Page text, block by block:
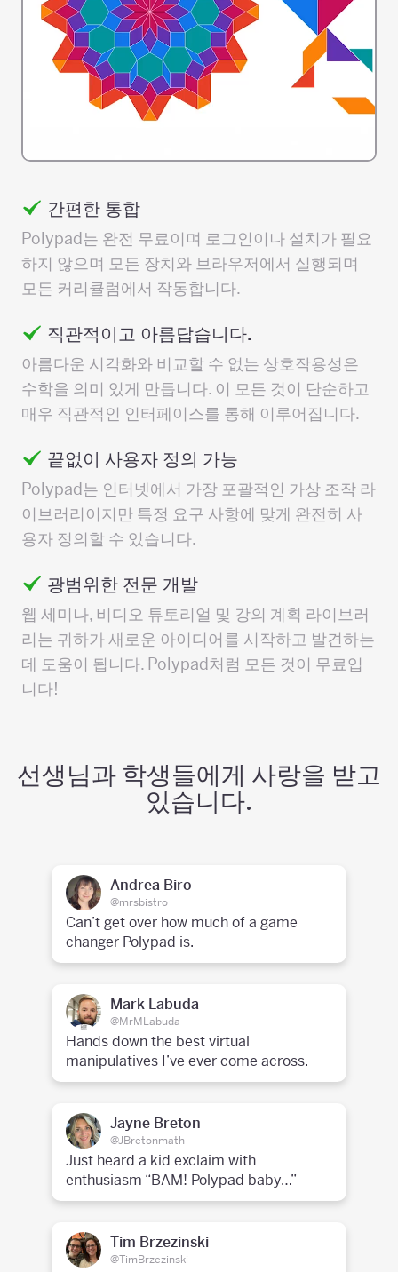
간편한 통합
Polypad는 완전 무료이며 로그인이나 설치가 필요
하지 않으며 모든 장치와 브라우저에서 실행되며
모든 커리큘럼에서 작동합니다.
직관적이고 아름답습니다.
아름다운 시각화와 비교할 수 없는 상호작용성은
수학을 의미 있게 만듭니다. 이 모든 것이 단순하고
매우 직관적인 인터페이스를 통해 이루어집니다.
끝없이 사용자 정의 가능
Polypad는 인터넷에서 가장 포괄적인 가상 조작 라
이브러리이지만 특정 요구 사항에 맞게 완전히 사
용자 정의할 수 있습니다.
광범위한 전문 개발
웹 세미나, 비디오 튜토리얼 및 강의 계획 라이브러
리는 귀하가 새로운 아이디어를 시작하고 발견하는
데 도움이 됩니다. Polypad처럼 모든 것이 무료입
니다!
선생님과 학생들에게 사랑을 받고
있습니다.
Andrea Biro
@mrsbistro
Can’t get over how much of a game
changer Polypad is.
Mark Labuda
@MrMLabuda
Hands down the best virtual
manipulatives I’ve ever come across.
Jayne Breton
@JBretonmath
Just heard a kid exclaim with
enthusiasm “BAM! Polypad baby…”
Tim Brzezinski
@TimBrzezinski